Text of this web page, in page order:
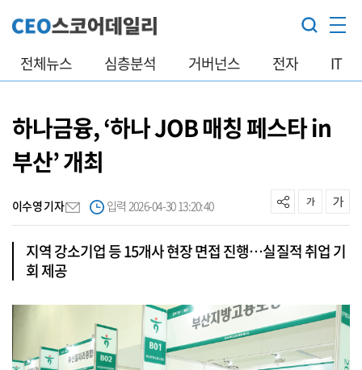
전체뉴스 심층분석 거버넌스 전자 IT
하나금융, ‘하나 JOB 매칭 페스타 in
부산’ 개최
이수영 기자 입력 2026-04-30 13:20:40
지역 강소기업 등 15개사 현장 면접 진행…실질적 취업 기
회 제공